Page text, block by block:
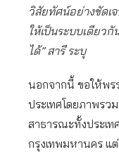
วิสัยทัศน์อย่างชัดเ
ให้เป็นระบบเดียว
ได้” สารี ระบุ
นอกจากนี้ ขอให้พร
ประเทศโดยภาพร
สาธารณะทั้งประเท
กรุงเทพมหานคร แ